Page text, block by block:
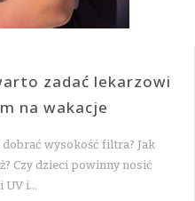
zadać lekarzowi
na wakacje
dobrać wysokość filtra? Jak
Czy dzieci powinny nosić
UV i…